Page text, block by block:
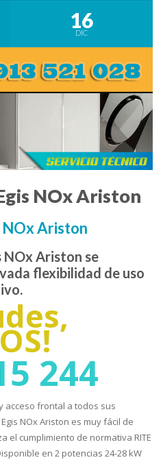
16
DIC
NOx Ariston
NOx Ariston
NOx Ariston se
flexibilidad de uso
244
acceso frontal a todos sus
NOx Ariston es muy fácil de
el cumplimiento de normativa RITE
en 2 potencias 24-28 kW